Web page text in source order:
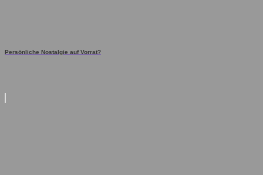
Persönliche Nostalgie auf Vorrat?